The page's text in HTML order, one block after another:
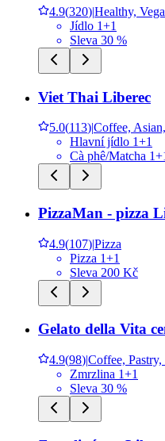
4.9(320)|Healthy,
Jídlo 1+1
Sleva 30 %
Viet Thai Liberec
5.0(113)|Coffee,
Hlavní jídlo 1+1
Cà phê/Matcha
PizzaMan - pizza
4.9(107)|Pizza
Pizza 1+1
Sleva 200 Kč
Gelato della Vita
4.9(98)|Coffee, Pastry,
Zmrzlina 1+1
Sleva 30 %